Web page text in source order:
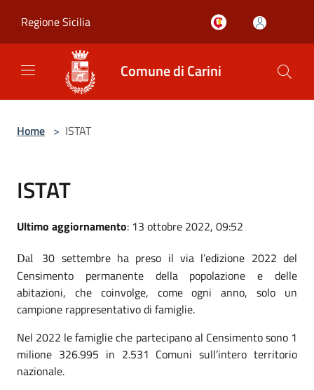
Regione Sicilia
Comune di Carini
Home > ISTAT
ISTAT
Ultimo aggiornamento: 13 ottobre 2022, 09:52
Dal
30 settembre ha preso il via l’edizione 2022 del
Censimento permanente della popolazione e delle
abitazioni, che coinvolge, come ogni anno, solo un
campione rappresentativo di famiglie.
Nel 2022 le famiglie che partecipano al Censimento sono 1
milione 326.995 in 2.531 Comuni sull’intero territorio
nazionale.